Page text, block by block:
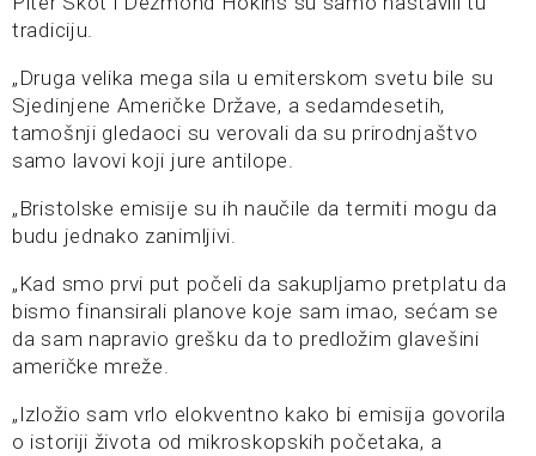
tradiciju.
„Druga velika mega sila u emiterskom svetu bile su
Sjedinjene Američke Države, a sedamdesetih,
tamošnji gledaoci su verovali da su prirodnjaštvo
samo lavovi koji jure antilope.
„Bristolske emisije su ih naučile da termiti mogu da
budu jednako zanimljivi.
„Kad smo prvi put počeli da sakupljamo pretplatu da
bismo finansirali planove koje sam imao, sećam se
da sam napravio grešku da to predložim glavešini
američke mreže.
„Izložio sam vrlo elokventno kako bi emisija govorila
o istoriji života od mikroskopskih početaka, a